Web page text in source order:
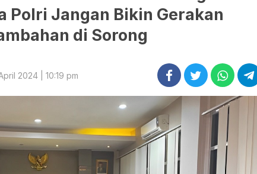
Polri Jangan Bikin Gerakan
di Sorong
2024 | 10:19 pm